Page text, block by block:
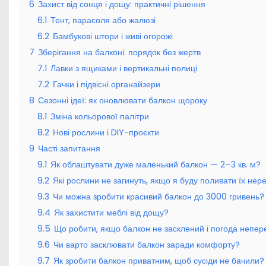
6 Захист від сонця і дощу: практичні рішення
6.1 Тент, парасоля або жалюзі
6.2 Бамбукові штори і живі огорожі
7 Зберігання на балконі: порядок без жертв
7.1 Лавки з ящиками і вертикальні полиці
7.2 Гачки і підвісні органайзери
8 Сезонні ідеї: як оновлювати балкон щороку
8.1 Зміна кольорової палітри
8.2 Нові рослини і DIY-проєкти
9 Часті запитання
9.1 Як облаштувати дуже маленький балкон — 2–3 кв. м?
9.2 Які рослини не загинуть, якщо я буду поливати їх
9.3 Чи можна зробити красивий балкон до 3000 гривень?
9.4 Як захистити меблі від дощу?
9.5 Що робити, якщо балкон не засклений і погода
9.6 Чи варто засклювати балкон заради комфорту?
9.7 Як зробити балкон приватним, щоб сусіди не бачили?